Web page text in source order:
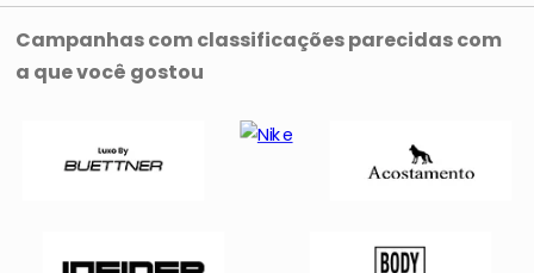
Campanhas com classificações parecidas com
a que você gostou